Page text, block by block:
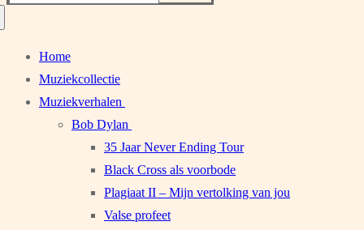
Home
Muziekcollectie
Muziekverhalen
Bob Dylan
35 Jaar Never Ending Tour
Black Cross als voorbode
Plagiaat II – Mijn vertolking van jou
Valse profeet